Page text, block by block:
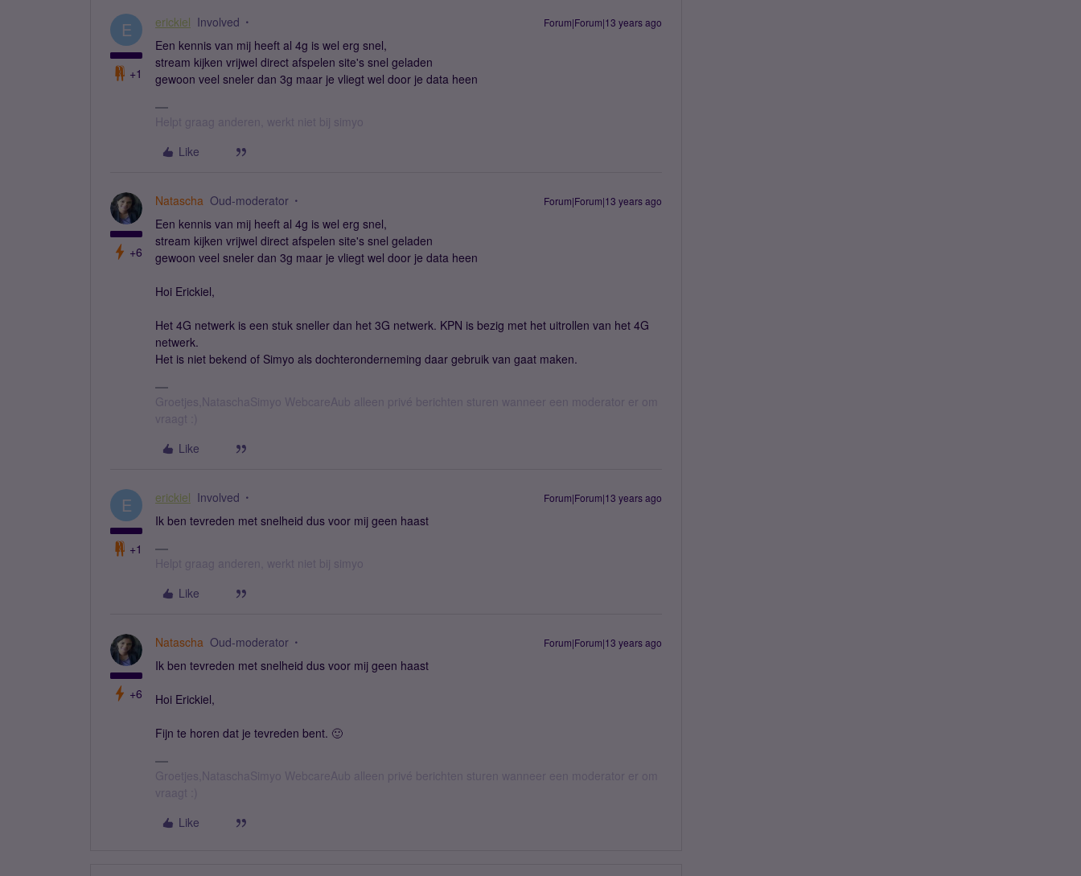
E
+1
erickiel Involved Forum|Forum|13 years ago
Een kennis van mij heeft al 4g is wel erg snel,
stream kijken vrijwel direct afspelen site's snel geladen
gewoon veel sneler dan 3g maar je vliegt wel door je data heen
Helpt graag anderen, werkt niet bij simyo
Like
+6
Natascha Oud-moderator Forum|Forum|13 years ago
Een kennis van mij heeft al 4g is wel erg snel,
stream kijken vrijwel direct afspelen site's snel geladen
gewoon veel sneler dan 3g maar je vliegt wel door je data heen
Hoi Erickiel,
Het 4G netwerk is een stuk sneller dan het 3G netwerk. KPN is bezig met het uitrollen van het 4G
netwerk.
Het is niet bekend of Simyo als dochteronderneming daar gebruik van gaat maken.
Groetjes,NataschaSimyo WebcareAub alleen privé berichten sturen wanneer een moderator er om
vraagt :)
Like
E
+1
erickiel Involved Forum|Forum|13 years ago
Ik ben tevreden met snelheid dus voor mij geen haast
Helpt graag anderen, werkt niet bij simyo
Like
+6
Natascha Oud-moderator Forum|Forum|13 years ago
Ik ben tevreden met snelheid dus voor mij geen haast
Hoi Erickiel,
Fijn te horen dat je tevreden bent. 🙂
Groetjes,NataschaSimyo WebcareAub alleen privé berichten sturen wanneer een moderator er om
vraagt :)
Like